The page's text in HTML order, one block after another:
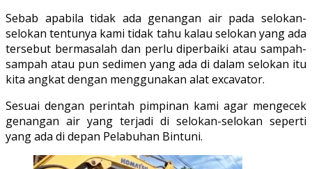
Sebab apabila tidak ada genangan air pada selokan-
selokan tentunya kami tidak tahu kalau selokan yang ada
tersebut bermasalah dan perlu diperbaiki atau sampah-
sampah atau pun sedimen yang ada di dalam selokan itu
kita angkat dengan menggunakan alat excavator.
Sesuai dengan perintah pimpinan kami agar mengecek
genangan air yang terjadi di selokan-selokan seperti
yang ada di depan Pelabuhan Bintuni.